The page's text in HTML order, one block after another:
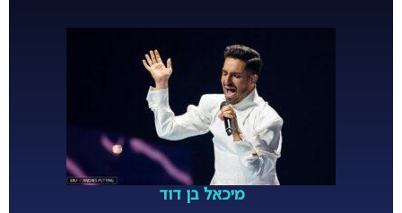
מיכאל בן דוד